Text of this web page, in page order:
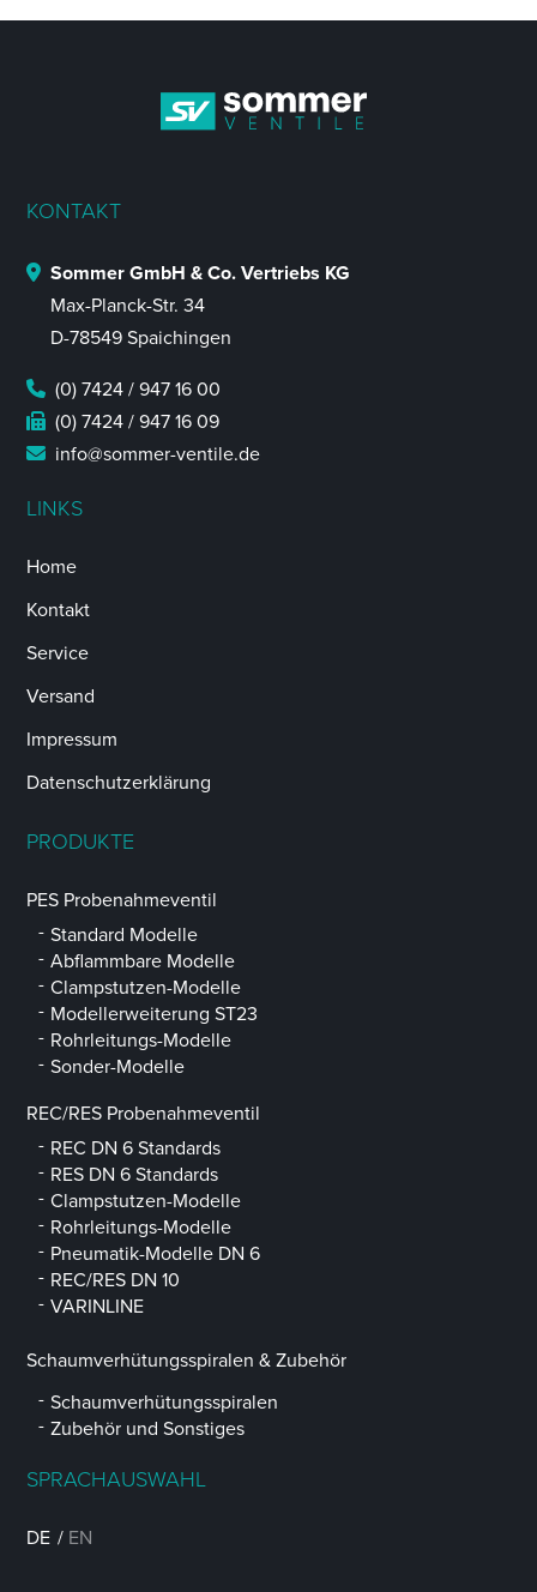
KONTAKT
Sommer GmbH & Co. Vertriebs KG
Max-Planck-Str. 34
D-78549 Spaichingen
(0) 7424 / 947 16 00
(0) 7424 / 947 16 09
info@sommer-ventile.de
LINKS
Home
Kontakt
Service
Versand
Impressum
Datenschutzerklärung
PRODUKTE
PES Probenahmeventil
Standard Modelle
Abflammbare Modelle
Clampstutzen-Modelle
Modellerweiterung ST23
Rohrleitungs-Modelle
Sonder-Modelle
REC/RES Probenahmeventil
REC DN 6 Standards
RES DN 6 Standards
Clampstutzen-Modelle
Rohrleitungs-Modelle
Pneumatik-Modelle DN 6
REC/RES DN 10
VARINLINE
Schaumverhütungsspiralen & Zubehör
Schaumverhütungsspiralen
Zubehör und Sonstiges
SPRACHAUSWAHL
DE EN